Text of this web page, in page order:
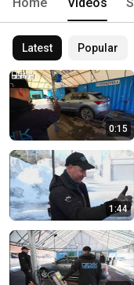
Latest Popular
0:15
1:44